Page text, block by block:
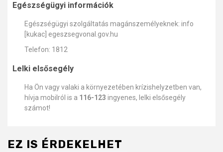
Egészségügyi információk
Egészségügyi szolgáltatás magánszemélyeknek: info
[kukac] egeszsegvonal.gov.hu
Telefon: 1812
Lelki elsősegély
Ha Ön vagy valaki a környezetében krízishelyzetben van,
hívja mobilról is a 116-123 ingyenes, lelki elsősegély
számot!
EZ IS ÉRDEKELHET